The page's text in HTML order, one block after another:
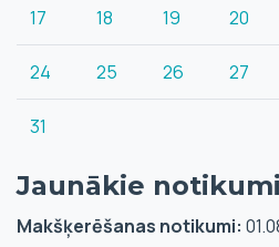
17 18 19 20
24 25 26 27
31
Jaunākie notikumi
Makšķerēšanas notikumi: